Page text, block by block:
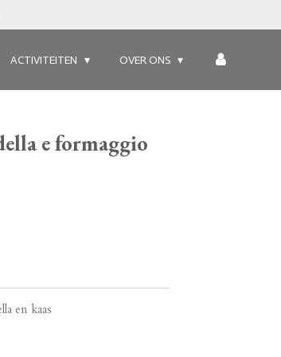
ACTIVITEITEN OVER ONS
e formaggio
en kaas